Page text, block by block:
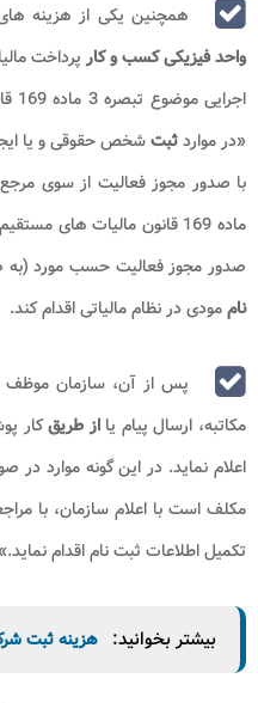
همچنین یکی از هزینه
واحد فیزیکی کسب و کارپرداخت
«در مواردثبتشخص حقوقی و یا
با صدور مجوز فعالیت از سوی
ماده 169 قانون مالیات های مستقیم با دریافت اطلاعات لازم از مرجع
صدور مجوز فعالیت حسب مورد (به
ناممودی در نظام مالیاتی اقدام کند.
پس از آن، سازمان موظف
مکاتبه، ارسال پیام یا از طریقکار
اعلام نماید. در این گونه موارد در
مکلف است با اعلام سازمان، با
تکمیل اطلاعات ثبت نام اقدام نماید.»
بیشتر بخوانید: هزینه ثبت